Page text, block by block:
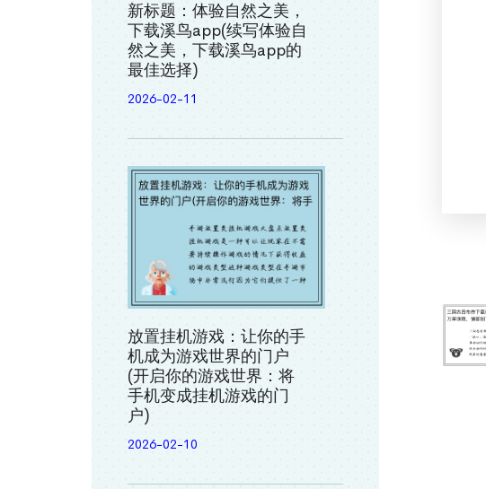
新标题：体验自然之美，
下载溪鸟app(续写体验自
然之美，下载溪鸟app的
最佳选择)
2026-02-11
放置挂机游戏：让你的手
机成为游戏世界的门户
(开启你的游戏世界：将
手机变成挂机游戏的门
户)
2026-02-10